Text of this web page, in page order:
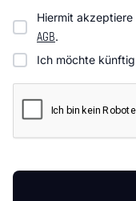
Hiermit akzeptiere
AGB.
Ich möchte